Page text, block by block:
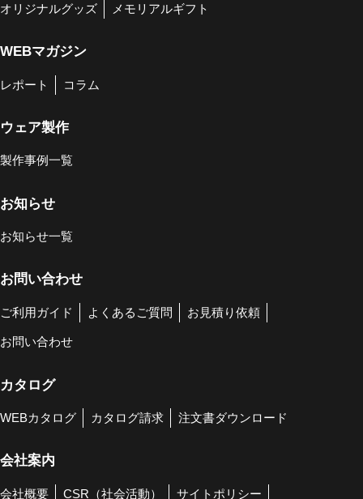
オリジナルグッズ メモリアルギフト
WEBマガジン
レポート コラム
ウェア製作
製作事例一覧
お知らせ
お知らせ一覧
お問い合わせ
ご利用ガイド よくあるご質問 お見積り依頼
お問い合わせ
カタログ
WEBカタログ カタログ請求 注文書ダウンロード
会社案内
会社概要 CSR（社会活動） サイトポリシー